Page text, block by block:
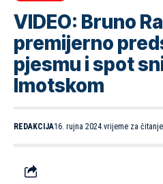
VIDEO: Bruno
premijerno
pjesmu i spot
Imotskom
REDAKCIJA16. rujna 2024.vrijeme za